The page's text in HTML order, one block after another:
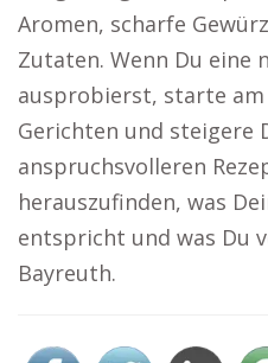
Aromen, scharfe
Zutaten. Wenn Du eine
ausprobierst, starte
Gerichten und steigere
anspruchsvolleren
herauszufinden, was
entspricht und was Du
Bayreuth.